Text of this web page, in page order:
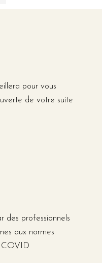
pour vous
de votre suite
des professionnels
aux normes
COVID